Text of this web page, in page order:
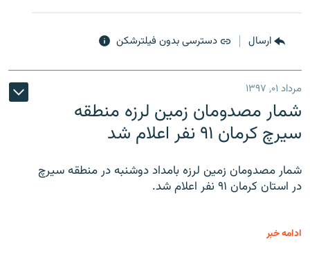
ارسال دسترسی بدون فیلترشکن
مرداد ۰۱, ۱۳۹۷
شمار مصدومان زمین لرزه منطقه
سیرچ کرمان ۹۱ نفر اعلام شد
شمار مصدومان زمین لرزه بامداد دوشنبه در منطقه سیرچ
در استان کرمان ۹۱ نفر اعلام شد.
ادامه خبر